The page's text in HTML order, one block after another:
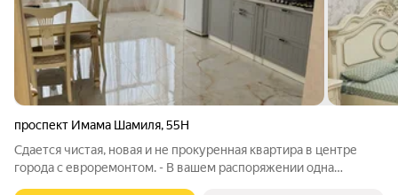
проспект Имама Шамиля,55Н
Сдается чистая, новая и не прокуренная квартира в центре
города с евроремонтом. - В вашем распоряжении одна